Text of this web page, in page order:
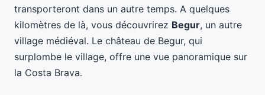
transporteront dans un autre temps. A quelques
kilomètres de là, vous découvrirez Begur, un autre
village médiéval. Le château de Begur, qui
surplombe le village, offre une vue panoramique sur
la Costa Brava.